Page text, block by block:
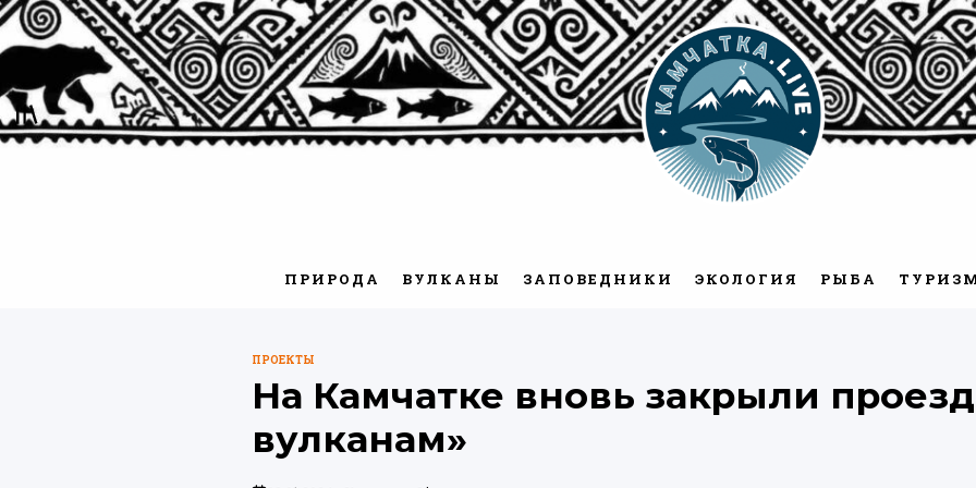
Перейти
содержимому
ПРИРОДА ВУЛКАНЫ ЗАПОВЕДНИКИ ЭКОЛОГИЯ РЫБА
ОПУБЛИКОВАНО
В
ПРОЕКТЫ
На Камчатке вновь закрыли
вулканам»